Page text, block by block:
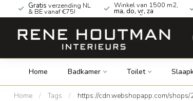
Gratis verzending NL
& BE vanaf €75!
Winkel van 1500 m2,
ma, do, vr, za
geopend!
Home Badkamer Toilet
Home / Tags / https://cdn.webshopapp.com/